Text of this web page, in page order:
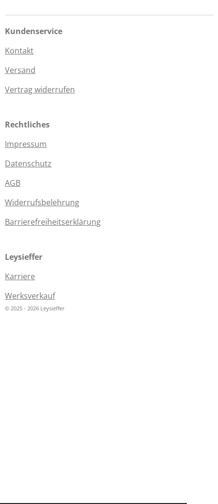
Kundenservice
Kontakt
Versand
Vertrag widerrufen
Rechtliches
Impressum
Datenschutz
AGB
Widerrufsbelehrung
Barrierefreiheitserklärung
Leysieffer
Karriere
Werksverkauf
© 2025 - 2026 Leysieffer